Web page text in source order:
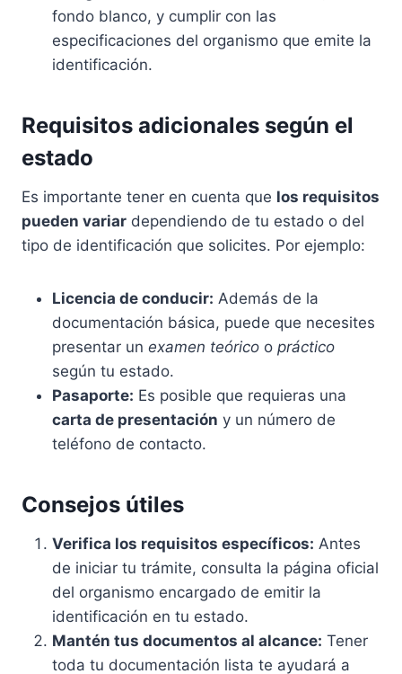
fondo blanco, y cumplir con las
especificaciones del organismo que emite la
identificación.
Requisitos adicionales según el
estado
Es importante tener en cuenta que los requisitos
pueden variar dependiendo de tu estado o del
tipo de identificación que solicites. Por ejemplo:
Licencia de conducir: Además de la
documentación básica, puede que necesites
presentar un examen teórico o práctico
según tu estado.
Pasaporte: Es posible que requieras una
carta de presentación y un número de
teléfono de contacto.
Consejos útiles
Verifica los requisitos específicos: Antes
de iniciar tu trámite, consulta la página oficial
del organismo encargado de emitir la
identificación en tu estado.
Mantén tus documentos al alcance: Tener
toda tu documentación lista te ayudará a